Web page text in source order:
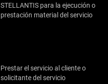
STELLANTIS para la ejecución o
prestación material del servicio
Prestar el servicio al cliente o
solicitante del servicio